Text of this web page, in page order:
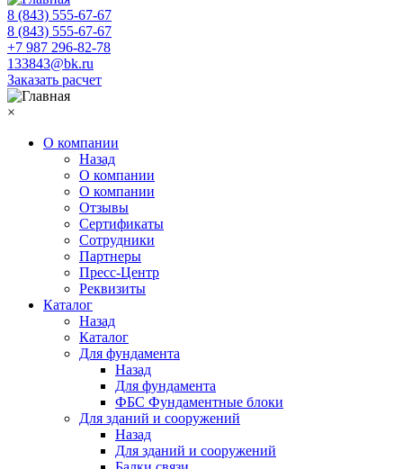
8 (843) 555-67-67
8 (843) 555-67-67
+7 987 296-82-78
133843@bk.ru
Заказать расчет
×
О компании
Назад
О компании
О компании
Отзывы
Сертификаты
Сотрудники
Партнеры
Пресс-Центр
Реквизиты
Каталог
Назад
Каталог
Для фундамента
Назад
Для фундамента
ФБС Фундаментные блоки
Для зданий и сооружений
Назад
Для зданий и сооружений